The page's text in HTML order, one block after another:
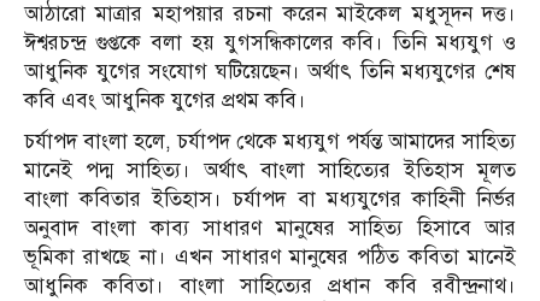
আঠারো মাত্রার মহাপয়ার রচনা করেন মাইকেল মধুসূদন দত্ত।
ঈশ্বরচন্দ্র গুপ্তকে বলা হয় যুগসন্ধিকালের কবি। তিনি মধ্যযুগ ও
আধুনিক যুগের সংযোগ ঘটিয়েছেন। অর্থাৎ তিনি মধ্যযুগের শেষ
কবি এবং আধুনিক যুগের প্রথম কবি।
চর্যাপদ বাংলা হলে, চর্যাপদ থেকে মধ্যযুগ পর্যন্ত আমাদের সাহিত্য
মানেই পদ্ম সাহিত্য। অর্থাৎ বাংলা সাহিত্যের ইতিহাস মূলত
বাংলা কবিতার ইতিহাস। চর্যাপদ বা মধ্যযুগের কাহিনী নির্ভর
অনুবাদ বাংলা কাব্য সাধারণ মানুষের সাহিত্য হিসাবে আর
ভূমিকা রাখছে না। এখন সাধারণ মানুষের পঠিত কবিতা মানেই
আধুনিক কবিতা। বাংলা সাহিত্যের প্রধান কবি রবীন্দ্রনাথ।